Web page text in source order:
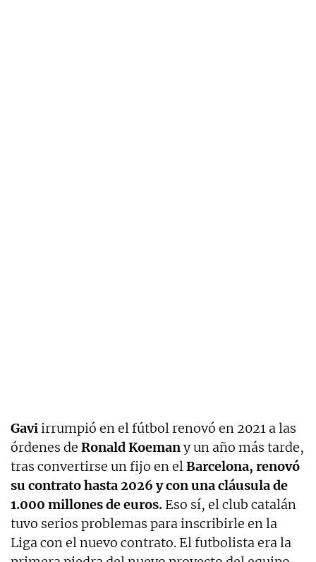
Gaviirrumpió en el fútbol renovó en 2021 a las
órdenes de Ronald Koemany un año más tarde,
tras convertirse un fijo en elBarcelona, renovó
su contrato hasta 2026 y con una cláusula de
1.000 millones de euros. Eso sí, el club catalán
tuvo serios problemas para inscribirle en la
Liga con el nuevo contrato. El futbolista era la